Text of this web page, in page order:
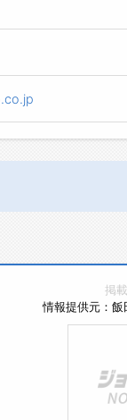
掲
情報提供元：